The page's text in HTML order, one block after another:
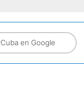
en Google